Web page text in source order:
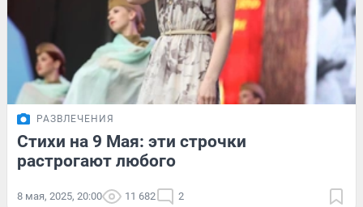
РАЗВЛЕЧЕНИЯ
Стихи на 9 Мая: эти строчки
растрогают любого
8 мая, 2025, 20:00 11 682 2